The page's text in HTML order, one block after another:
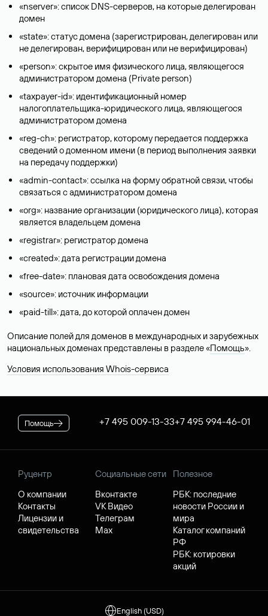
«nserver»: список DNS-серверов, на которые делегирован
домен
«state»: статус домена (зарегистрирован, делегирован или
не делегирован, верифицирован или не верифицирован)
«person»: скрытое имя физического лица, являющегося
администратором домена (Privatе person)
«taxpayer-id»: идентификационный номер
налогоплательщика-юридического лица, являющегося
администратором домена
«reg-ch»: регистратор, которому передается поддержка
сведений о доменном имени (в период выполнения заявки
на передачу поддержки)
«admin-contact»: ссылка на форму обратной связи, чтобы
связаться с администратором домена
«org»: название организации (юридического лица), которая
является владельцем домена
«registrar»: регистратор домена
«created»: дата регистрации домена
«free-date»: плановая дата освобождения домена
«source»: источник информации
«paid-till»: дата, до которой оплачен домен
Описание полей для доменов в международных и зарубежных
национальных доменах представлены в разделе «Помощь».
Условия использования Whois-сервиса
Помощь +7 495 009-13-33+7 495 994-46-01
Руцентр
О компании
Контакты
Лицензии и
свидетельства
Социальные сети
Вконтакте
VK Видео
Телеграм
Max
Полезное
РБК: последние
новости России и
мира
Каталог компаний
РФ
РБК: котировки
акций
English (USD)